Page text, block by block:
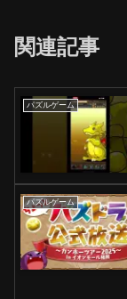
関連記事
パズルゲーム
パズルゲーム